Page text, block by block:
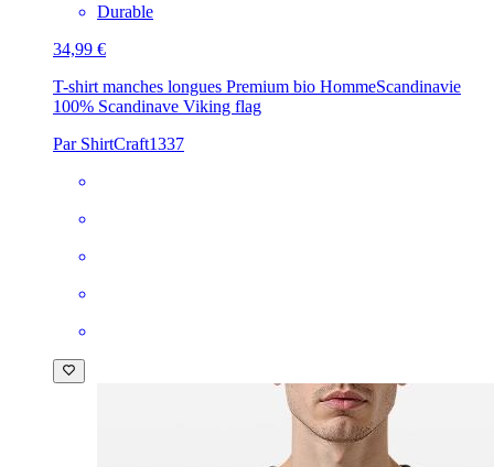
Durable
34,99 €
T-shirt manches longues Premium bio HommeScandinavie
100% Scandinave Viking flag
Par ShirtCraft1337